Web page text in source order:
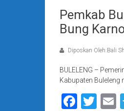
Pemkab
Bung
Diposkan Oleh:Bali
BULELENG –
Kabupaten